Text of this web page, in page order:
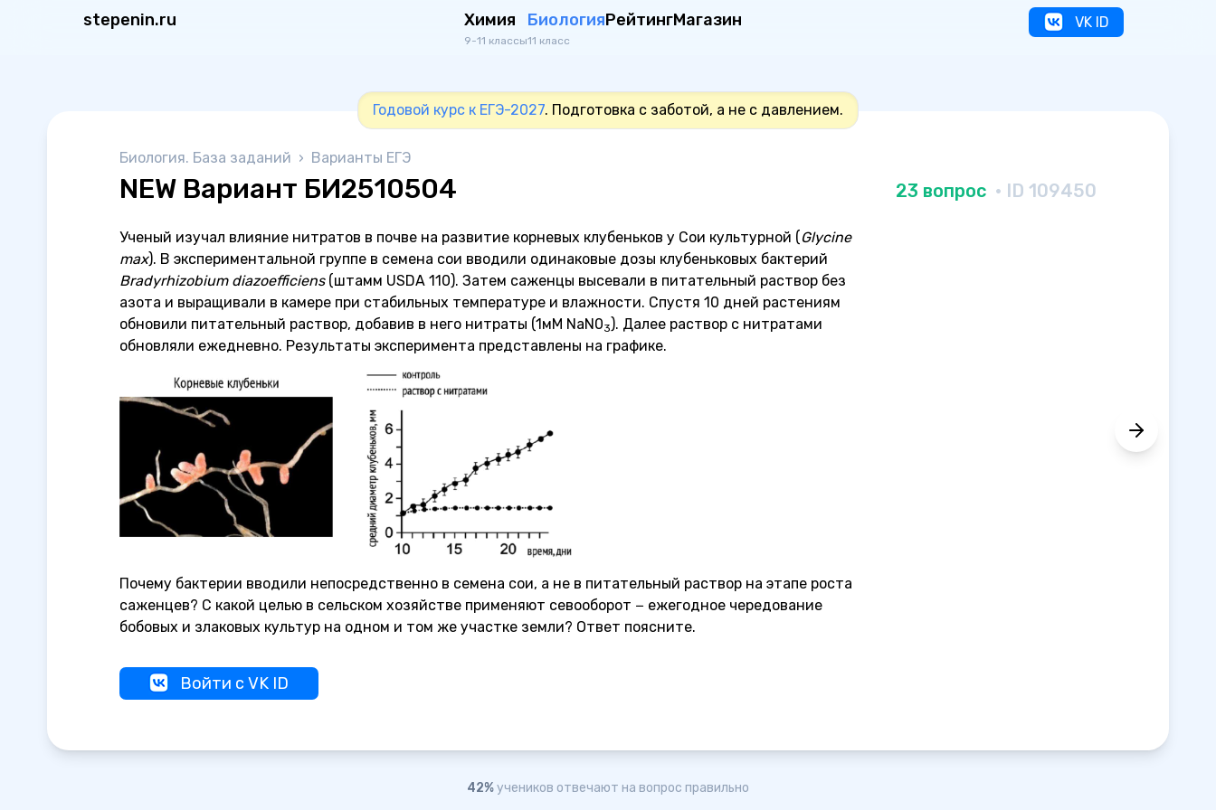
stepenin.ru Химия
9-11 классы
Биология
11 класс
РейтингМагазин VK ID
Годовой курс к ЕГЭ-2027. Подготовка с заботой, а не с давлением.
Биология. База заданий › Варианты ЕГЭ
NEW Вариант БИ2510504 23 вопрос · ID 109450
Ученый изучал влияние нитратов в почве на развитие корневых клубеньков у Сои культурной (Glycine
max). В экспериментальной группе в семена сои вводили одинаковые дозы клубеньковых бактерий
Bradyrhizobium diazoefficiens(штамм USDA 110). Затем саженцы высевали в питательный раствор без
азота и выращивали в камере при стабильных температуре и влажности. Спустя 10 дней растениям
обновили питательный раствор, добавив в него нитраты (1мМ NaN03). Далее раствор с нитратами
обновляли ежедневно. Результаты эксперимента представлены на графике.
Почему бактерии вводили непосредственно в семена сои, а не в питательный раствор на этапе роста
саженцев? С какой целью в сельском хозяйстве применяют севооборот − ежегодное чередование
бобовых и злаковых культур на одном и том же участке земли? Ответ поясните.
Войти с VK ID
42%учеников отвечают на вопрос правильно